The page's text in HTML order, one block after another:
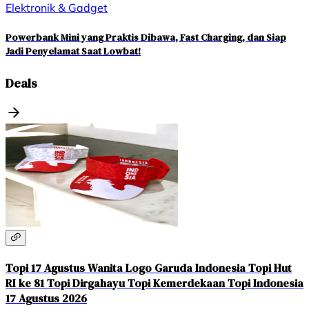
Elektronik & Gadget
Powerbank Mini yang Praktis Dibawa, Fast Charging, dan Siap
Jadi Penyelamat Saat Lowbat!
Deals
Topi 17 Agustus Wanita Logo Garuda Indonesia Topi Hut
RI ke 81 Topi Dirgahayu Topi Kemerdekaan Topi Indonesia
17 Agustus 2026